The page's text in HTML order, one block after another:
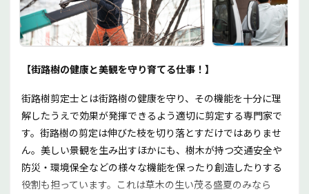
【街路樹の健康と美観を守り育てる仕事！】
街路樹剪定士とは街路樹の健康を守り、その機能を十分に理
解したうえで効果が発揮できるよう適切に剪定する専門家で
す。街路樹の剪定は伸びた枝を切り落とすだけではありませ
ん。美しい景観を生み出すほかにも、樹木が持つ交通安全や
防災・環境保全などの様々な機能を保ったり創造したりする
役割も担っています。これは草木の生い茂る盛夏のみなら